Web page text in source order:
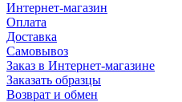
Интернет-магазин
Оплата
Доставка
Самовывоз
Заказ в Интернет-магазине
Заказать образцы
Возврат и обмен